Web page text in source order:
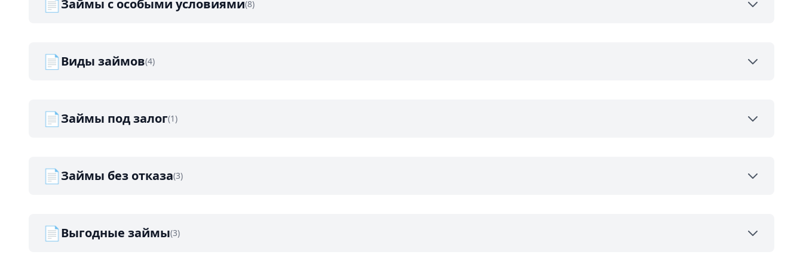
Займы с особыми условиями(8)
📄Виды займов(4)
📄Займы под залог(1)
📄Займы без отказа(3)
📄Выгодные займы(3)